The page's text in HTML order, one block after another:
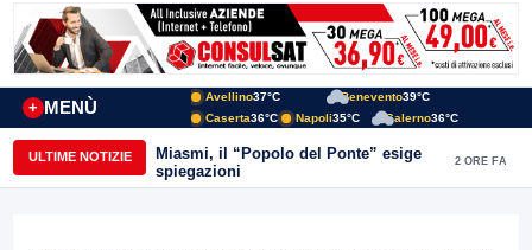
MENÙ
+
Avellino37°C Benevento39°C
Caserta36°C Napoli35°C Salerno36°C
ULTIME NOTIZIE
Miasmi, il “Popolo del Ponte” esige
spiegazioni
2 ORE FA